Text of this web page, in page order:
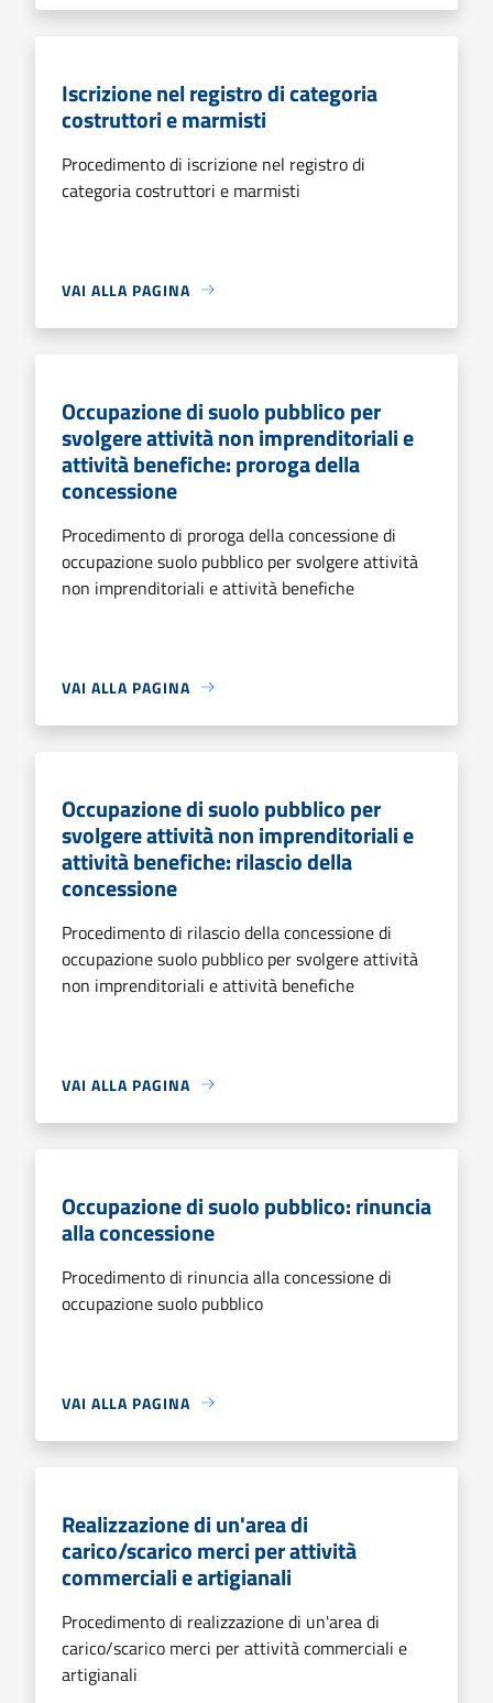
Iscrizione nel registro di categoria
costruttori e marmisti
Procedimento di iscrizione nel registro di
categoria costruttori e marmisti
VAI ALLA PAGINA
Occupazione di suolo pubblico per
svolgere attività non imprenditoriali e
attività benefiche: proroga della
concessione
Procedimento di proroga della concessione di
occupazione suolo pubblico per svolgere attività
non imprenditoriali e attività benefiche
VAI ALLA PAGINA
Occupazione di suolo pubblico per
svolgere attività non imprenditoriali e
attività benefiche: rilascio della
concessione
Procedimento di rilascio della concessione di
occupazione suolo pubblico per svolgere attività
non imprenditoriali e attività benefiche
VAI ALLA PAGINA
Occupazione di suolo pubblico: rinuncia
alla concessione
Procedimento di rinuncia alla concessione di
occupazione suolo pubblico
VAI ALLA PAGINA
Realizzazione di un'area di
carico/scarico merci per attività
commerciali e artigianali
Procedimento di realizzazione di un'area di
carico/scarico merci per attività commerciali e
artigianali